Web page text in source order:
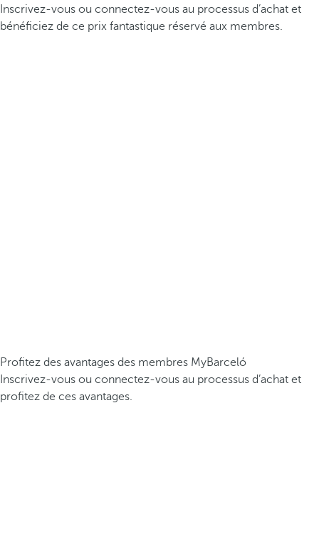
Inscrivez-vous ou connectez-vous au processus d’achat et
bénéficiez de ce prix fantastique réservé aux membres.
Profitez des avantages des membres MyBarceló
Inscrivez-vous ou connectez-vous au processus d’achat et
profitez de ces avantages.